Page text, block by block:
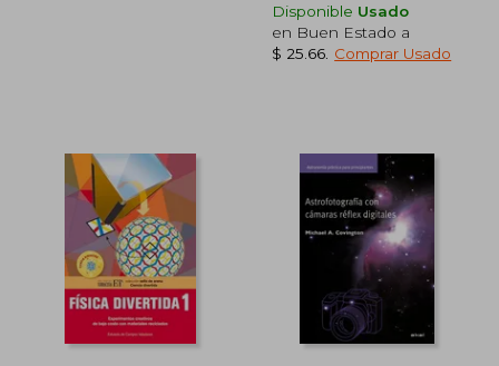
Disponible Usado
en Buen Estado a
$ 25.66 Comprar Usado